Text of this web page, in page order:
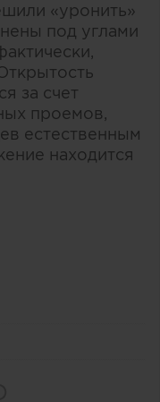
«уронить»
под углами
за счет
проемов,
естественным
находится